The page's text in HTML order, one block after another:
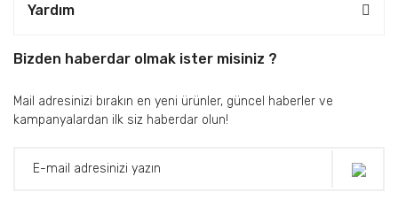
Yardım
Bizden haberdar olmak ister misiniz ?
Mail adresinizi bırakın en yeni ürünler, güncel haberler ve
kampanyalardan ilk siz haberdar olun!